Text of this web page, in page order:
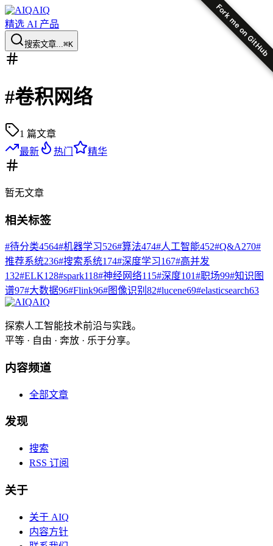
Fork me on GitHub
AIQ
精选 AI 产品
搜索文章...⌘K
#卷积网络
1 篇文章
最新
热门 精华
暂无文章
相关标签
#待分类4564#机器学习526#算法474#人工智能452#Q&A270#
推荐系统236#搜索系统174#深度学习167#高并发
132#ELK128#spark118#神经网络115#深度101#职场99#知识图
谱97#大数据96#Flink96#图像识别 82#lucene69#elasticsearch63
AIQ
探索人工智能技术前沿与实践。
平等 · 自由 · 奔放 · 乐于分享。
内容频道
全部文章
发现
搜索
RSS 订阅
关于
关于 AIQ
内容方针